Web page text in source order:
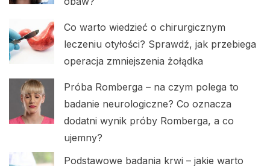
Co warto wiedzieć o chirurgicznym
leczeniu otyłości? Sprawdź, jak przebiega
operacja zmniejszenia żołądka
Próba Romberga – na czym polega to
badanie neurologiczne? Co oznacza
dodatni wynik próby Romberga, a co
ujemny?
Podstawowe badania krwi – jakie warto